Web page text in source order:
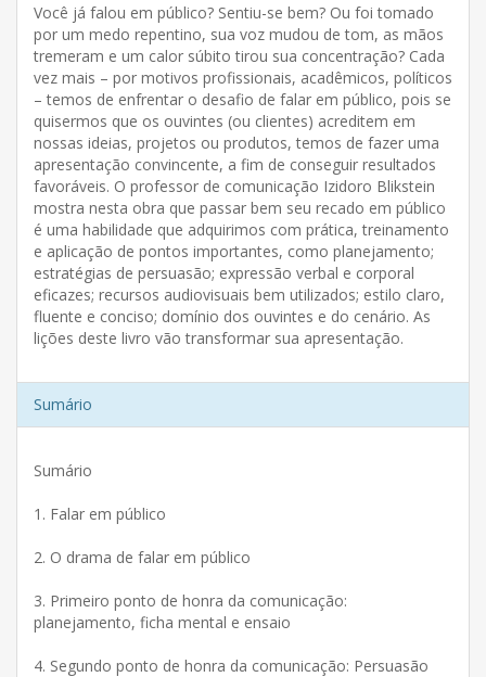
Você já falou em público? Sentiu-se bem? Ou foi tomado
por um medo repentino, sua voz mudou de tom, as mãos
tremeram e um calor súbito tirou sua concentração? Cada
vez mais – por motivos profissionais, acadêmicos, políticos
– temos de enfrentar o desafio de falar em público, pois se
quisermos que os ouvintes (ou clientes) acreditem em
nossas ideias, projetos ou produtos, temos de fazer uma
apresentação convincente, a fim de conseguir resultados
favoráveis. O professor de comunicação Izidoro Blikstein
mostra nesta obra que passar bem seu recado em público
é uma habilidade que adquirimos com prática, treinamento
e aplicação de pontos importantes, como planejamento;
estratégias de persuasão; expressão verbal e corporal
eficazes; recursos audiovisuais bem utilizados; estilo claro,
fluente e conciso; domínio dos ouvintes e do cenário. As
lições deste livro vão transformar sua apresentação.
Sumário
Sumário
1. Falar em público
2. O drama de falar em público
3. Primeiro ponto de honra da comunicação:
planejamento, ficha mental e ensaio
4. Segundo ponto de honra da comunicação: Persuasão